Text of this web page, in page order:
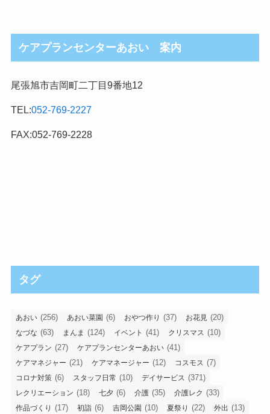
ケアプランセンターあおい 案内
尾張旭市吉岡町二丁目9番地12
TEL:052-769-2227
FAX:052-769-2228
タグ
あおい (256) あおい菜園 (6) おやつ作り (37) お花見 (20)
なづな (63) まんま (124) イベント (41) クリスマス (10)
ケアプラン (27) ケアプランセンターあおい (41)
ケアマネジャー (21) ケアマネージャー (12) コスモス (7)
コロナ対策 (6) スタッフ日常 (10) デイサービス (371)
レクリエーション (18) 七夕 (6) 介護 (35) 介護レク (33)
作品づくり (17) 初詣 (6) 吉岡公園 (10) 夏祭り (22) 外出 (13)